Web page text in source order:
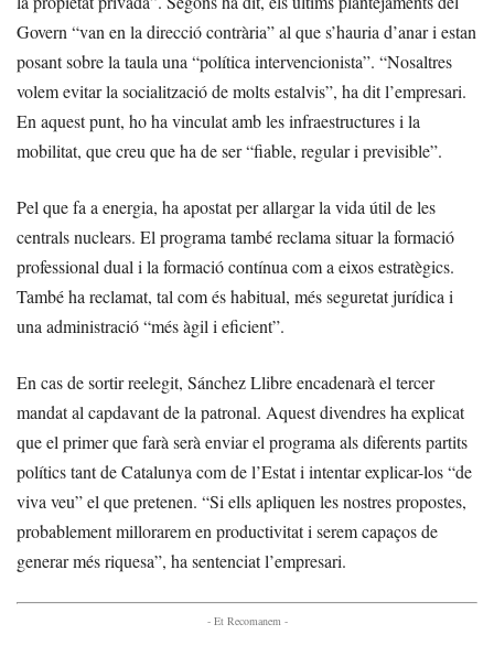
Govern “van en la direcció contrària” al que s’hauria d’anar i estan
posant sobre la taula una “política intervencionista”. “Nosaltres
volem evitar la socialització de molts estalvis”, ha dit l’empresari.
En aquest punt, ho ha vinculat amb les infraestructures i la
mobilitat, que creu que ha de ser “fiable, regular i previsible”.
Pel que fa a energia, ha apostat per allargar la vida útil de les
centrals nuclears. El programa també reclama situar la formació
professional dual i la formació contínua com a eixos estratègics.
També ha reclamat, tal com és habitual, més seguretat jurídica i
una administració “més àgil i eficient”.
En cas de sortir reelegit, Sánchez Llibre encadenarà el tercer
mandat al capdavant de la patronal. Aquest divendres ha explicat
que el primer que farà serà enviar el programa als diferents partits
polítics tant de Catalunya com de l’Estat i intentar explicar-los “de
viva veu” el que pretenen. “Si ells apliquen les nostres propostes,
probablement millorarem en productivitat i serem capaços de
generar més riquesa”, ha sentenciat l’empresari.
- Et Recomanem -